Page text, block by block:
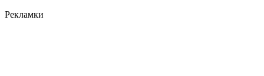
Рекламки